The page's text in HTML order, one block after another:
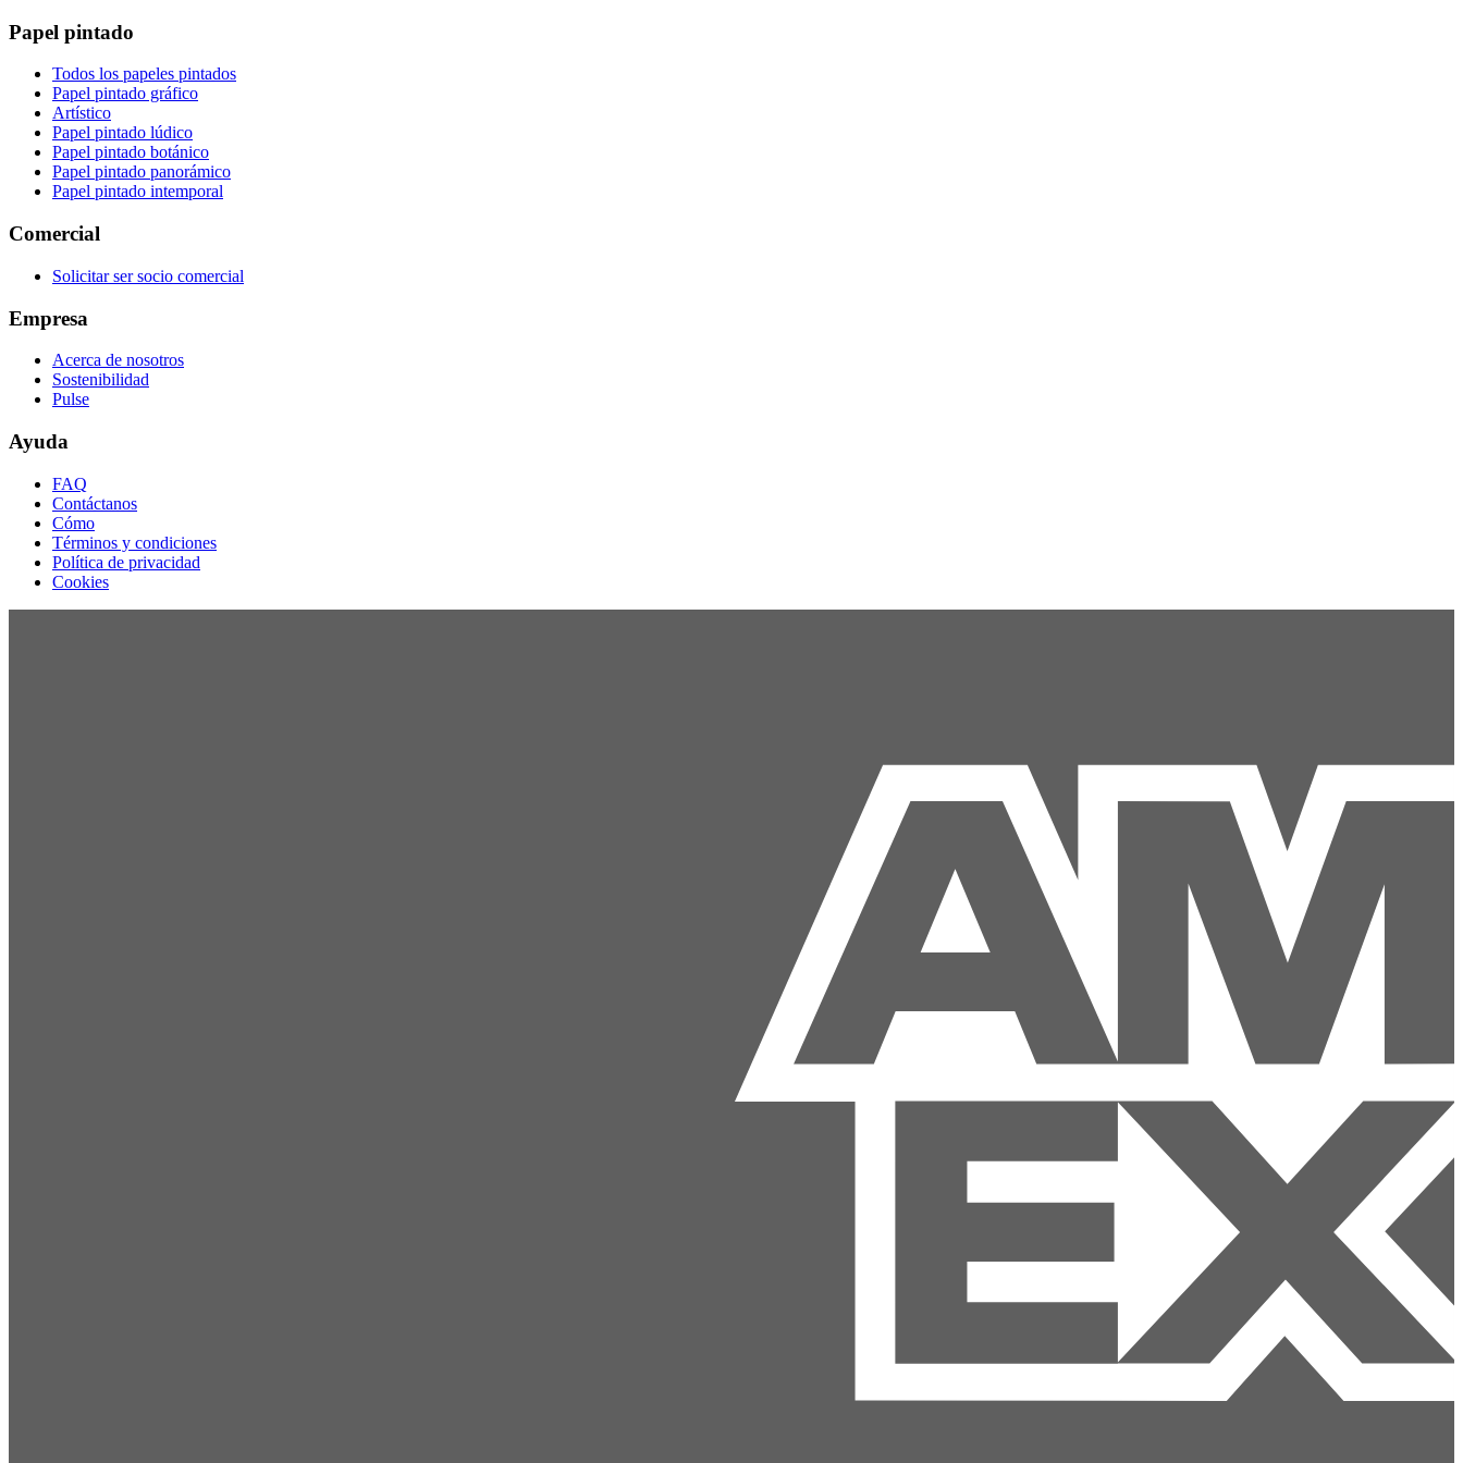
Papel pintado
Todos los papeles pintados
Papel pintado gráfico
Artístico
Papel pintado lúdico
Papel pintado botánico
Papel pintado panorámico
Papel pintado intemporal
Comercial
Solicitar ser socio comercial
Empresa
Acerca de nosotros
Sostenibilidad
Pulse
Ayuda
FAQ
Contáctanos
Cómo
Términos y condiciones
Política de privacidad
Cookies